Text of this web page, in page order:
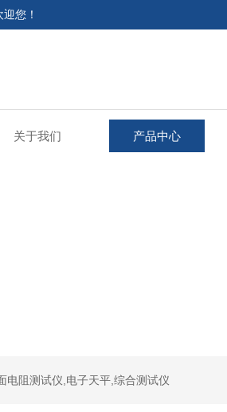
您！
关于我们 产品中心
电阻测试仪,电子天平,综合测试仪